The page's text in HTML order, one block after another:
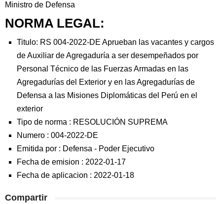
Ministro de Defensa
NORMA LEGAL:
Titulo: RS 004-2022-DE Aprueban las vacantes y cargos
de Auxiliar de Agregaduría a ser desempeñados por
Personal Técnico de las Fuerzas Armadas en las
Agregadurías del Exterior y en las Agregadurías de
Defensa a las Misiones Diplomáticas del Perú en el
exterior
Tipo de norma : RESOLUCIÓN SUPREMA
Numero : 004-2022-DE
Emitida por : Defensa - Poder Ejecutivo
Fecha de emision : 2022-01-17
Fecha de aplicacion : 2022-01-18
Compartir